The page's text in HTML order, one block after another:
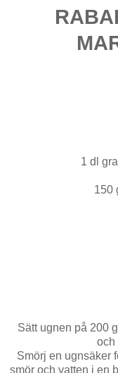
1 dl
150
Sätt ugnen på 200
och
Smörj en ugnsäker
smör och vatten i en